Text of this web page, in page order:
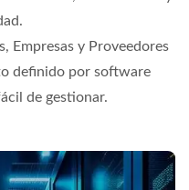
Empresas y Proveedores
definido por software
de gestionar.